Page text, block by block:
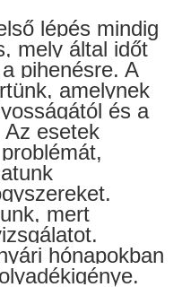
lépés mindig
mely által időt
pihenésre. A
amelynek
és a
esetek
mert
hónapokban